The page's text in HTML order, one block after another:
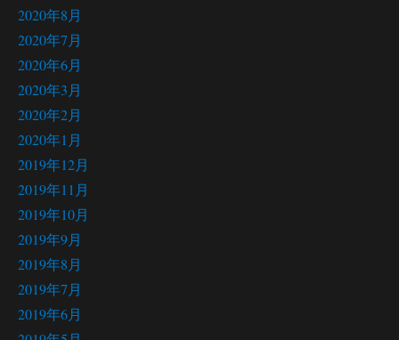
2020年8月
2020年7月
2020年6月
2020年3月
2020年2月
2020年1月
2019年12月
2019年11月
2019年10月
2019年9月
2019年8月
2019年7月
2019年6月